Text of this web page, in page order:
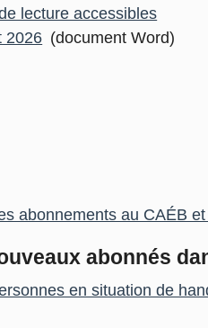
lecture accessibles
2026 (document Word)
abonnements au CAÉB
abonnés
en situation de